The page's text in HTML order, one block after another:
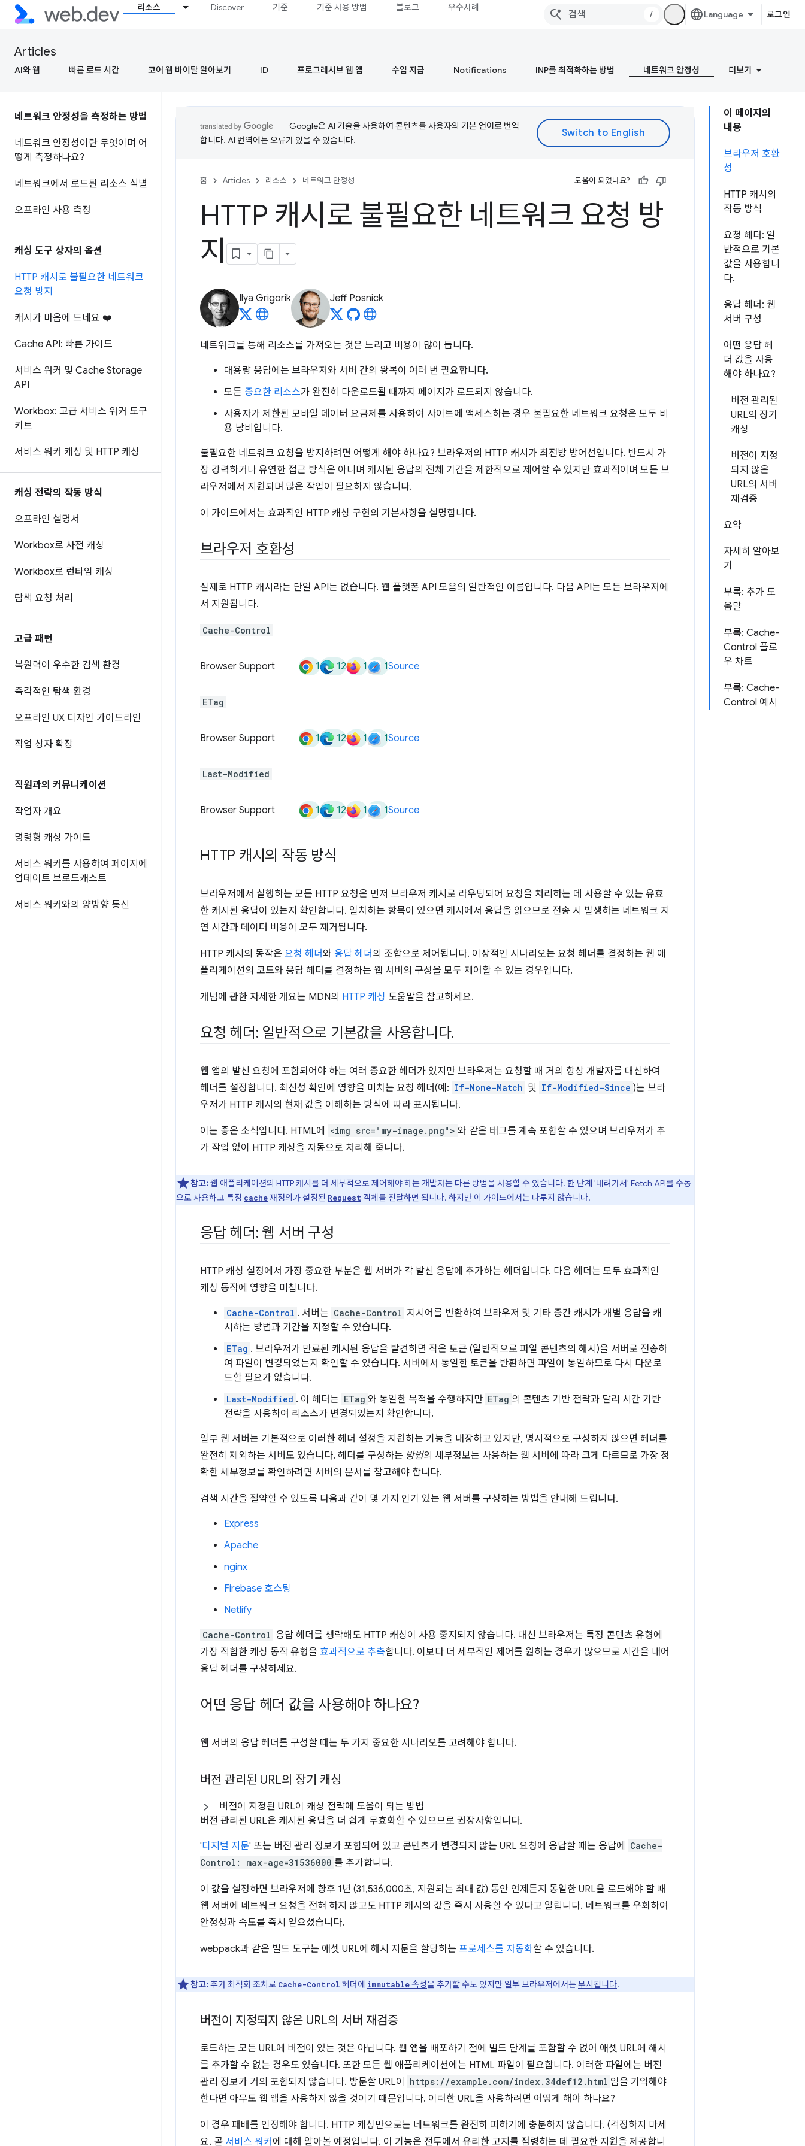
리소스 Discover 기준 기준 사용 방법 블로그 우수사례
/ 로그인
Articles
AI와 웹 빠른 로드 시간 코어 웹 바이탈 알아보기 ID 프로그레시브 웹 앱 수입 지급 Notifications INP를 최적화하는 방법 네트워크 안정성 더보기
네트워크 안정성을 측정하는 방법
네트워크 안정성이란 무엇이며 어
떻게 측정하나요?
네트워크에서 로드된 리소스 식별
오프라인 사용 측정
캐싱 도구 상자의 옵션
HTTP 캐시로 불필요한 네트워크
요청 방지
캐시가 마음에 드네요 ❤️
Cache API: 빠른 가이드
서비스 워커 및 Cache Storage
API
Workbox: 고급 서비스 워커 도구
키트
서비스 워커 캐싱 및 HTTP 캐싱
캐싱 전략의 작동 방식
오프라인 설명서
Workbox로 사전 캐싱
Workbox로 런타임 캐싱
탐색 요청 처리
고급 패턴
복원력이 우수한 검색 환경
즉각적인 탐색 환경
오프라인 UX 디자인 가이드라인
작업 상자 확장
직원과의 커뮤니케이션
작업자 개요
명령형 캐싱 가이드
서비스 워커를 사용하여 페이지에
업데이트 브로드캐스트
서비스 워커와의 양방향 통신
이 페이지의
내용
브라우저 호환
성
HTTP 캐시의
작동 방식
요청 헤더: 일
반적으로 기본
값을 사용합니
다.
응답 헤더: 웹
서버 구성
어떤 응답 헤
더 값을 사용
해야 하나요?
버전 관리된
URL의 장기
캐싱
버전이 지정
되지 않은
URL의 서버
재검증
요약
자세히 알아보
기
부록: 추가 도
움말
부록: Cache-
Control 플로
우 차트
부록: Cache-
Control 예시
Google은 AI 기술을 사용하여 콘텐츠를 사용자의 기본 언어로 번역
합니다. AI 번역에는 오류가 있을 수 있습니다.
홈 Articles 리소스 네트워크 안정성 도움이 되었나요?
HTTP 캐시로 불필요한 네트워크 요청 방
지
Ilya Grigorik Jeff Posnick
네트워크를 통해 리소스를 가져오는 것은 느리고 비용이 많이 듭니다.
대용량 응답에는 브라우저와 서버 간의 왕복이 여러 번 필요합니다.
모든 중요한 리소스가 완전히 다운로드될 때까지 페이지가 로드되지 않습니다.
사용자가 제한된 모바일 데이터 요금제를 사용하여 사이트에 액세스하는 경우 불필요한 네트워크 요청은 모두 비
용 낭비입니다.
불필요한 네트워크 요청을 방지하려면 어떻게 해야 하나요? 브라우저의 HTTP 캐시가 최전방 방어선입니다. 반드시 가
장 강력하거나 유연한 접근 방식은 아니며 캐시된 응답의 전체 기간을 제한적으로 제어할 수 있지만 효과적이며 모든 브
라우저에서 지원되며 많은 작업이 필요하지 않습니다.
이 가이드에서는 효과적인 HTTP 캐싱 구현의 기본사항을 설명합니다.
브라우저 호환성
실제로 HTTP 캐시라는 단일 API는 없습니다. 웹 플랫폼 API 모음의 일반적인 이름입니다. 다음 API는 모든 브라우저에
서 지원됩니다.
Cache-Control
Browser Support 1 12 1 1Source
ETag
Browser Support 1 12 1 1Source
Last-Modified
Browser Support 1 12 1 1Source
HTTP 캐시의 작동 방식
브라우저에서 실행하는 모든 HTTP 요청은 먼저 브라우저 캐시로 라우팅되어 요청을 처리하는 데 사용할 수 있는 유효
한 캐시된 응답이 있는지 확인합니다. 일치하는 항목이 있으면 캐시에서 응답을 읽으므로 전송 시 발생하는 네트워크 지
연 시간과 데이터 비용이 모두 제거됩니다.
HTTP 캐시의 동작은 요청 헤더와 응답 헤더 의 조합으로 제어됩니다. 이상적인 시나리오는 요청 헤더를 결정하는 웹 애
플리케이션의 코드와 응답 헤더를 결정하는 웹 서버의 구성을 모두 제어할 수 있는 경우입니다.
개념에 관한 자세한 개요는 MDN의 HTTP 캐싱 도움말을 참고하세요.
요청 헤더: 일반적으로 기본값을 사용합니다.
웹 앱의 발신 요청에 포함되어야 하는 여러 중요한 헤더가 있지만 브라우저는 요청할 때 거의 항상 개발자를 대신하여
헤더를 설정합니다. 최신성 확인에 영향을 미치는 요청 헤더(예: If-None-Match 및 If-Modified-Since )는 브라
우저가 HTTP 캐시의 현재 값을 이해하는 방식에 따라 표시됩니다.
이는 좋은 소식입니다. HTML에 <img src="my-image.png"> 와 같은 태그를 계속 포함할 수 있으며 브라우저가 추
가 작업 없이 HTTP 캐싱을 자동으로 처리해 줍니다.
참고:웹 애플리케이션의 HTTP 캐시를 더 세부적으로 제어해야 하는 개발자는 다른 방법을 사용할 수 있습니다. 한 단계 '내려가서' Fetch API를 수동
으로 사용하고 특정 cache재정의가 설정된 Request 객체를 전달하면 됩니다. 하지만 이 가이드에서는 다루지 않습니다.
응답 헤더: 웹 서버 구성
HTTP 캐싱 설정에서 가장 중요한 부분은 웹 서버가 각 발신 응답에 추가하는 헤더입니다. 다음 헤더는 모두 효과적인
캐싱 동작에 영향을 미칩니다.
Cache-Control . 서버는 Cache-Control 지시어를 반환하여 브라우저 및 기타 중간 캐시가 개별 응답을 캐
시하는 방법과 기간을 지정할 수 있습니다.
ETag . 브라우저가 만료된 캐시된 응답을 발견하면 작은 토큰 (일반적으로 파일 콘텐츠의 해시)을 서버로 전송하
여 파일이 변경되었는지 확인할 수 있습니다. 서버에서 동일한 토큰을 반환하면 파일이 동일하므로 다시 다운로
드할 필요가 없습니다.
Last-Modified . 이 헤더는 ETag 와 동일한 목적을 수행하지만 ETag 의 콘텐츠 기반 전략과 달리 시간 기반
전략을 사용하여 리소스가 변경되었는지 확인합니다.
일부 웹 서버는 기본적으로 이러한 헤더 설정을 지원하는 기능을 내장하고 있지만, 명시적으로 구성하지 않으면 헤더를
완전히 제외하는 서버도 있습니다. 헤더를 구성하는 방법의 세부정보는 사용하는 웹 서버에 따라 크게 다르므로 가장 정
확한 세부정보를 확인하려면 서버의 문서를 참고해야 합니다.
검색 시간을 절약할 수 있도록 다음과 같이 몇 가지 인기 있는 웹 서버를 구성하는 방법을 안내해 드립니다.
Express
Apache
nginx
Firebase 호스팅
Netlify
Cache-Control 응답 헤더를 생략해도 HTTP 캐싱이 사용 중지되지 않습니다. 대신 브라우저는 특정 콘텐츠 유형에
가장 적합한 캐싱 동작 유형을 효과적으로 추측합니다. 이보다 더 세부적인 제어를 원하는 경우가 많으므로 시간을 내어
응답 헤더를 구성하세요.
어떤 응답 헤더 값을 사용해야 하나요?
웹 서버의 응답 헤더를 구성할 때는 두 가지 중요한 시나리오를 고려해야 합니다.
버전 관리된 URL의 장기 캐싱
버전이 지정된 URL이 캐싱 전략에 도움이 되는 방법
버전 관리된 URL은 캐시된 응답을 더 쉽게 무효화할 수 있으므로 권장사항입니다.
'디지털 지문' 또는 버전 관리 정보가 포함되어 있고 콘텐츠가 변경되지 않는 URL 요청에 응답할 때는 응답에
Cache-
Control: max-age=31536000 를 추가합니다.
이 값을 설정하면 브라우저에 향후 1년 (31,536,000초, 지원되는 최대 값) 동안 언제든지 동일한 URL을 로드해야 할 때
웹 서버에 네트워크 요청을 전혀 하지 않고도 HTTP 캐시의 값을 즉시 사용할 수 있다고 알립니다. 네트워크를 우회하여
안정성과 속도를 즉시 얻으셨습니다.
webpack과 같은 빌드 도구는 애셋 URL에 해시 지문을 할당하는 프로세스를 자동화할 수 있습니다.
참고:추가 최적화 조치로 Cache-Control 헤더에 immutable속성을 추가할 수도 있지만 일부 브라우저에서는무시됩니다.
버전이 지정되지 않은 URL의 서버 재검증
로드하는 모든 URL에 버전이 있는 것은 아닙니다. 웹 앱을 배포하기 전에 빌드 단계를 포함할 수 없어 애셋 URL에 해시
를 추가할 수 없는 경우도 있습니다. 또한 모든 웹 애플리케이션에는 HTML 파일이 필요합니다. 이러한 파일에는 버전
관리 정보가 거의 포함되지 않습니다. 방문할 URL이
https://example.com/index.34def12.html 임을 기억해야
한다면 아무도 웹 앱을 사용하지 않을 것이기 때문입니다. 이러한 URL을 사용하려면 어떻게 해야 하나요?
이 경우 패배를 인정해야 합니다. HTTP 캐싱만으로는 네트워크를 완전히 피하기에 충분하지 않습니다. (걱정하지 마세
요. 곧 서비스 워커 에 대해 알아볼 예정입니다. 이 기능은 전투에서 유리한 고지를 점령하는 데 필요한 지원을 제공합니